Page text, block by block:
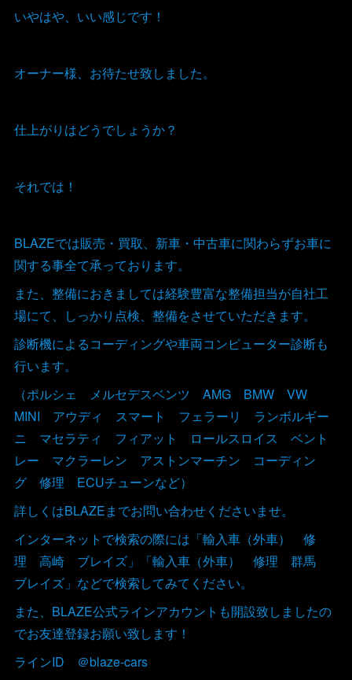
いやはや、いい感じです！
オーナー様、お待たせ致しました。
仕上がりはどうでしょうか？
それでは！
BLAZEでは販売・買取、新車・中古車に関わらずお車に
関する事全て承っております。
また、整備におきましては経験豊富な整備担当が自社工
場にて、しっかり点検、整備をさせていただきます。
診断機によるコーディングや車両コンピューター診断も
行います。
（ポルシェ メルセデスベンツ AMG BMW VW
MINI アウディ スマート フェラーリ ランボルギー
ニ マセラティ フィアット ロールスロイス ベント
レー マクラーレン アストンマーチン コーディン
グ 修理 ECUチューンなど）
詳しくはBLAZEまでお問い合わせくださいませ。
インターネットで検索の際には「輸入車（外車） 修
理 高崎 ブレイズ」「輸入車（外車） 修理 群馬
ブレイズ」などで検索してみてください。
また、BLAZE公式ラインアカウントも開設致しましたの
でお友達登録お願い致します！
ラインID ＠blaze-cars